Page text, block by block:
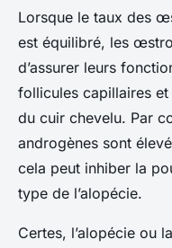
Lorsque le taux des
est équilibré, les
d’assurer leurs
follicules capillaires
du cuir chevelu. Par
androgènes sont
cela peut inhiber la
type de l’alopécie.
Certes, l’alopécie ou